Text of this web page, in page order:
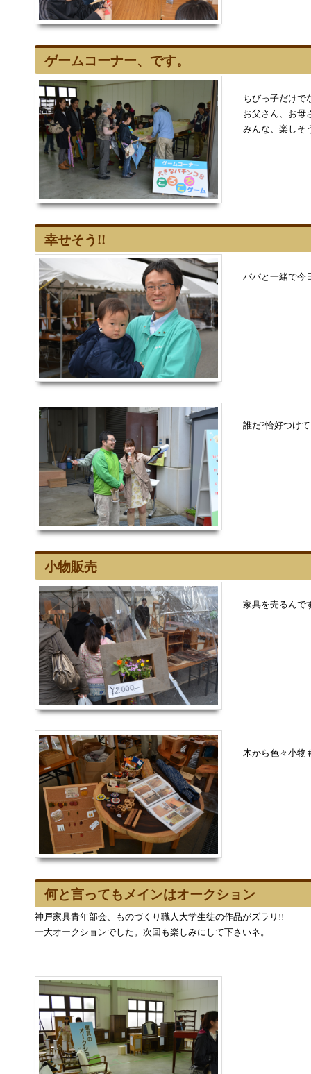
ゲームコーナー、です。
ちびっ子だけで
お父さん、お母
みんな、楽しそ
幸せそう!!
パパと一緒で今
誰だ?恰好つけ
小物販売
家具を売るんで
木から色々小物
何と言ってもメインはオークション
神戸家具青年部会、ものづくり職人大学生徒の作品がズラリ!!
一大オークションでした。次回も楽しみにして下さいネ。